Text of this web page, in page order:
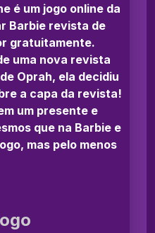
é um jogo online da
Barbie revista de
gratuitamente.
uma nova revista
Oprah, ela decidiu
a capa da revista!
um presente e
que na Barbie e
mas pelo menos